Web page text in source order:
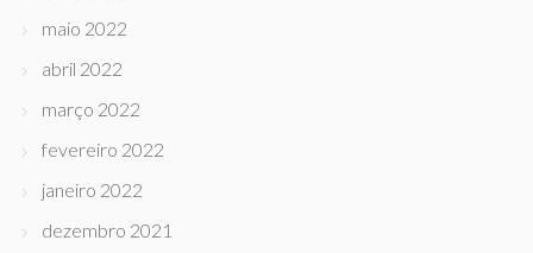
maio 2022
abril 2022
março 2022
fevereiro 2022
janeiro 2022
dezembro 2021